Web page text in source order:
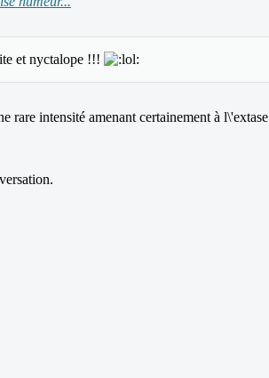
et nyctalope !!!
rare intensité amenant certainement à l\'extase